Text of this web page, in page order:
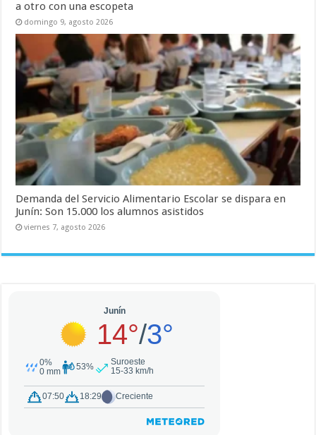
a otro con una escopeta
domingo 9, agosto 2026
Demanda del Servicio Alimentario Escolar se dispara en
Junín: Son 15.000 los alumnos asistidos
viernes 7, agosto 2026